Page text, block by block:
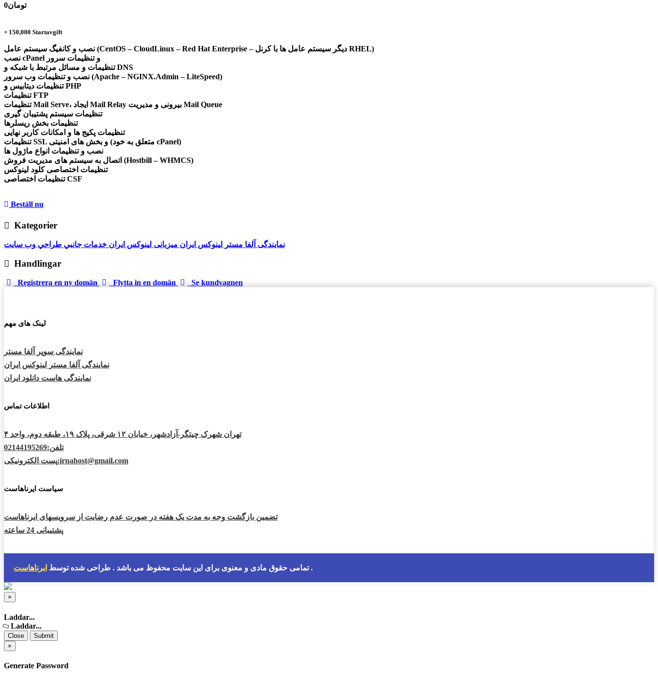
0تومان
+ 150,000 Startavgift
نصب و کانفیگ سیستم عامل (CentOS – CloudLinux – Red Hat Enterprise – دیگر سیستم عامل ها با کرنل RHEL)
نصب cPanel و تنظیمات سرور
تنظیمات و مسائل مرتبط با شبکه و DNS
نصب و تنظیمات وب سرور (Apache – NGINX.Admin – LiteSpeed)
تنظیمات دیتابیس و PHP
تنظیمات FTP
تنظیمات Mail Serve، ایجاد Mail Relay بیرونی و مدیریت Mail Queue
تنظیمات سیستم پشتیبان گیری
تنظیمات بخش ریسلرها
تنظیمات پکیج ها و امکانات کاربر نهایی
تنظیمات SSL و بخش های امنیتی (متعلق به خود cPanel)
نصب و تنظیمات انواع ماژول ها
اتصال به سیستم های مدیریت فروش (Hostbill – WHMCS)
تنظیمات اختصاصی کلود لینوکس
تنظیمات اختصاصی CSF
Beställ nu
Kategorier
نمایندگی آلفا مستر لینوکس ایران میزبانی لینوکس ایران خدمات جانبي طراحي وب سايت
Handlingar
Registrera en ny domän Flytta in en domän Se kundvagnen
لینک های مهم
نمایندگی سوپر آلفا مستر
نمایندگی آلفا مستر لینوکس ایران
نمایندگی هاست دانلود ایران
اطلاعات تماس
تهران شهرک چیتگر-آزادشهر، خیابان ۱۲ شرقی، پلاک ۱۹، طبقه دوم، واحد ۴
تلفن:02144195269
پست الكترونیكی:irnahost@gmail.com
سیاست ایرناهاست
تضمین بازگشت وجه به مدت یک هفته در صورت عدم رضایت از سرویسهای ایرناهاست
پشتیبانی 24 ساعته
تمامی حقوق مادی و معنوی برای این سایت محفوظ می باشد . طراحی شده توسط ایرناهاست .
×
Close
Laddar...
Laddar...
Close
Submit
×
Generate Password